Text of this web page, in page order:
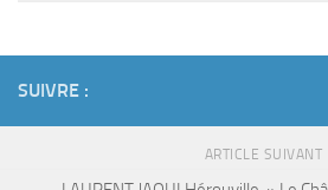
SUIVRE :
ARTICLE SUIVANT